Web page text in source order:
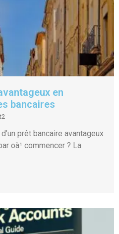
en
bancaires
prêt bancaire avantageux
oà¹ commencer ? La